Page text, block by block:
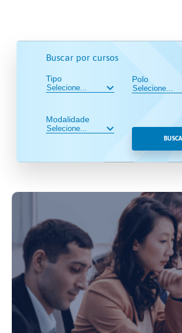
Buscar por cursos
Tipo
Modalidade
Polo